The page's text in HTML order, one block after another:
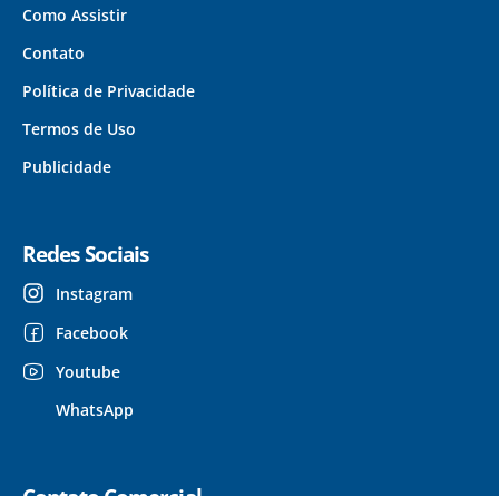
Como Assistir
Contato
Política de Privacidade
Termos de Uso
Publicidade
Redes Sociais
Instagram
Facebook
Youtube
WhatsApp